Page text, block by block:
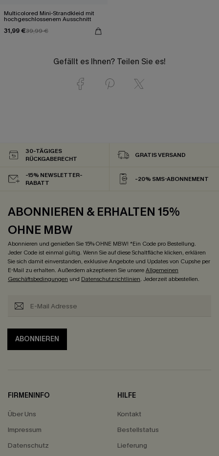
Multicolored Mini-Strandkleid mit
hochgeschlossenem Ausschnitt
31,99 €39,99 €
Gefällt es Ihnen? Teilen Sie es!
30-TÄGIGES
RÜCKGABERECHT
GRATIS VERSAND
-15% NEWSLETTER-
RABATT
-20% SMS-ABONNEMENT
ABONNIEREN & ERHALTEN 15%
OHNE MBW
Abonnieren und genießen Sie 15% OHNE MBW! *Ein Code pro Bestellung.
Jeder Code ist einmal gültig. Wenn Sie auf diese Schaltfläche klicken, erklären
Sie sich damit einverstanden, exklusive Angebote und Updates von Cupshe per
E-Mail zu erhalten. Außerdem akzeptieren Sie unsereAllgemeinen
Geschäftsbedingungen und Datenschutzrichtlinien. Jederzeit abbestellen.
ABONNIEREN
FIRMENINFO
Über Uns
Impressum
Datenschutz
HILFE
Kontakt
Bestellstatus
Lieferung